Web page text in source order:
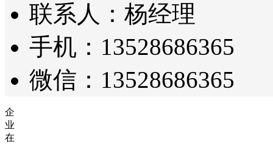
联系人：杨经理
手机：13528686365
微信：13528686365
企
业
在